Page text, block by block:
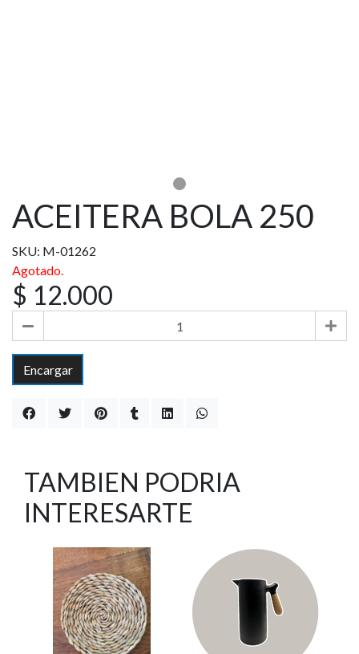
ACEITERA BOLA 250
SKU: M-01262
Agotado.
$ 12.000
Encargar
TAMBIEN PODRIA
INTERESARTE